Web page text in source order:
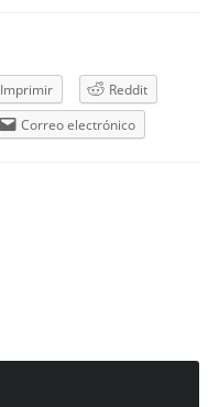
Imprimir
Reddit
Correo electrónico